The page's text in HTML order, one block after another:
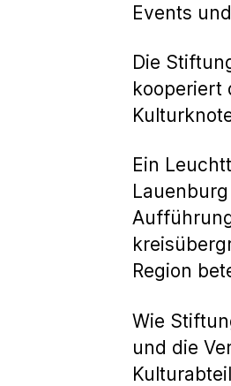
Events
Die
kooperiert
Ein
Region
Wie
und die